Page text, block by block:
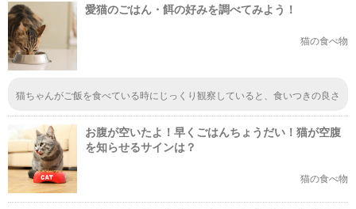
愛猫のごはん・餌の好みを調べてみよう！
猫の食べ物
猫ちゃんがご飯を食べている時にじっくり観察していると、食いつきの良さ
ちゃん好みのご飯をあげるようにすると猫ちゃんもハッピーかもしれません
ね。
お腹が空いたよ！早くごはんちょうだい！猫が空腹
を知らせるサインは？
猫の食べ物